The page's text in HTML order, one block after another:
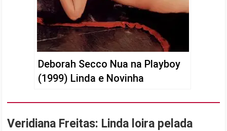
Deborah Secco Nua na Playboy
(1999) Linda e Novinha
Veridiana Freitas: Linda loira pelada